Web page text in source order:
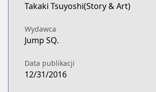
Takaki Tsuyoshi(Story & Art)
Wydawca
Jump SQ.
Data publikacji
12/31/2016